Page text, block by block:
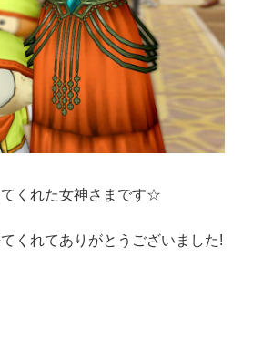
くれた女神さまです☆
くれてありがとうございました!